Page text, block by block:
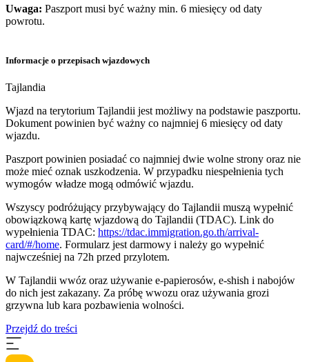
Uwaga: Paszport musi być ważny min. 6 miesięcy od daty
powrotu.
Informacje o przepisach wjazdowych
Tajlandia
Wjazd na terytorium Tajlandii jest możliwy na podstawie paszportu.
Dokument powinien być ważny co najmniej 6 miesięcy od daty
wjazdu.
Paszport powinien posiadać co najmniej dwie wolne strony oraz nie
może mieć oznak uszkodzenia. W przypadku niespełnienia tych
wymogów władze mogą odmówić wjazdu.
Wszyscy podróżujący przybywający do Tajlandii muszą wypełnić
obowiązkową kartę wjazdową do Tajlandii (TDAC). Link do
wypełnienia TDAC: https://tdac.immigration.go.th/arrival-
card/#/home. Formularz jest darmowy i należy go wypełnić
najwcześniej na 72h przed przylotem.
W Tajlandii wwóz oraz używanie e-papierosów, e-shish i nabojów
do nich jest zakazany. Za próbę wwozu oraz używania grozi
grzywna lub kara pozbawienia wolności.
Przejdź do treści